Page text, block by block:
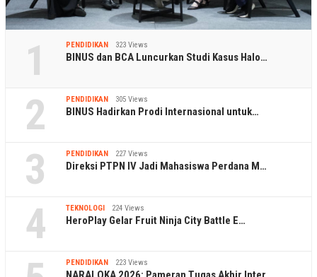
1 PENDIDIKAN 323 Views
BINUS dan BCA Luncurkan Studi Kasus Halo…
2 PENDIDIKAN 305 Views
BINUS Hadirkan Prodi Internasional untuk…
3 PENDIDIKAN 227 Views
Direksi PTPN IV Jadi Mahasiswa Perdana M…
4 TEKNOLOGI 224 Views
HeroPlay Gelar Fruit Ninja City Battle E…
PENDIDIKAN 223 Views